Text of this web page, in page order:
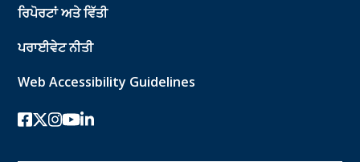
ਰਿਪੋਰਟਾਂ ਅਤੇ ਵਿੱਤੀ
ਪਰਾਈਵੇਟ ਨੀਤੀ
Web Accessibility Guidelines
ਫੇਸਬੁੱਕ
ਟਵਿੱਟਰ-ਐਕਸ
instagram
youtube
ਲਿੰਕਡਇਨ